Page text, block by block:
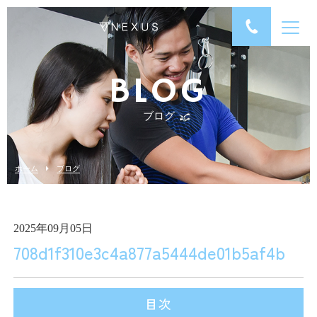
BLOG
ブログ
ホーム ブログ
2025年09月05日
708d1f310e3c4a877a5444de01b5af4b
目次